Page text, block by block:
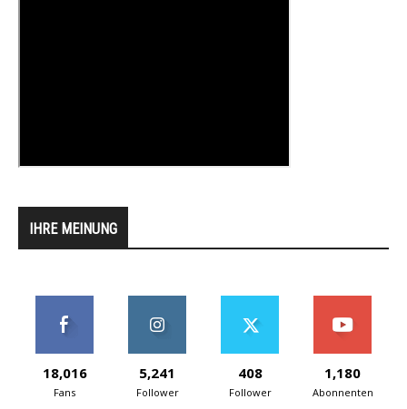
IHRE MEINUNG
18,016
Fans
5,241
Follower
408
Follower
1,180
Abonnenten